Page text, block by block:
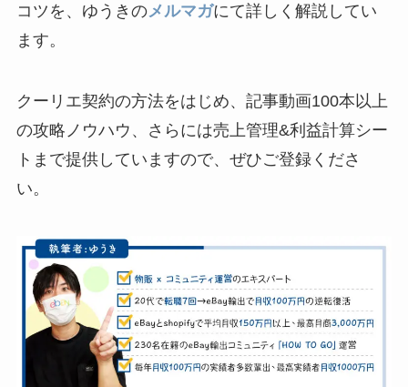
コツを、ゆうきのメルマガにて詳しく解説してい
ます。
クーリエ契約の方法をはじめ、記事動画100本以上
の攻略ノウハウ、さらには売上管理&利益計算シー
トまで提供していますので、ぜひご登録くださ
い。